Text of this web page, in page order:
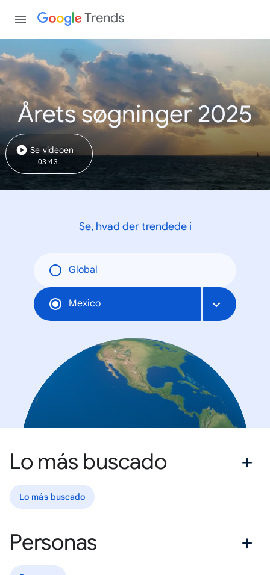
Trends
Årets søgninger 2025
Se videoen
03:43
Se, hvad der trendede i
Global
Mexico
Lo más buscado
Lo más buscado
Personas